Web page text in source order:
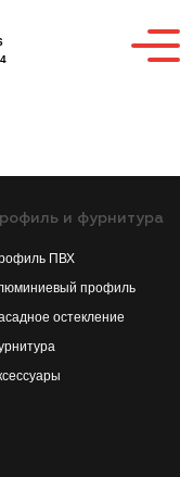
и фурнитура
ПВХ
профиль
остекление